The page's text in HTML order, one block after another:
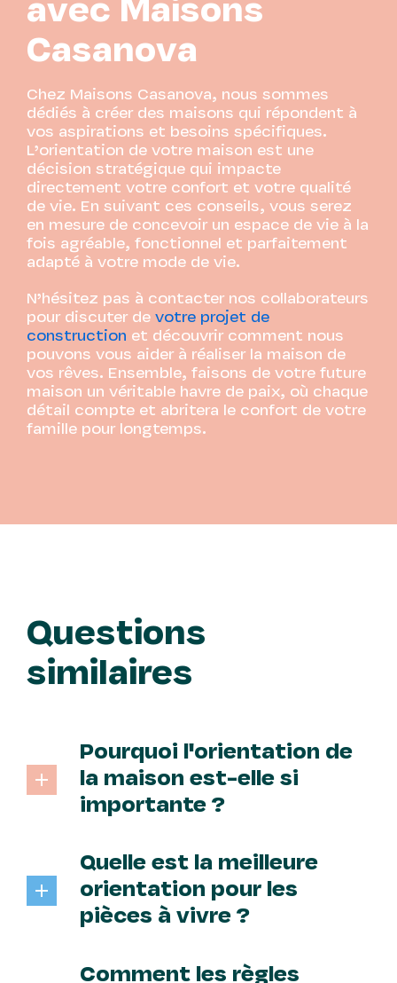
avec Maisons
Casanova
Chez Maisons Casanova, nous sommes
dédiés à créer des maisons qui répondent à
vos aspirations et besoins spécifiques.
L’orientation de votre maison est une
décision stratégique qui impacte
directement votre confort et votre qualité
de vie. En suivant ces conseils, vous serez
en mesure de concevoir un espace de vie à la
fois agréable, fonctionnel et parfaitement
adapté à votre mode de vie.
N’hésitez pas à contacter nos collaborateurs
pour discuter de votre projet de
construction et découvrir comment nous
pouvons vous aider à réaliser la maison de
vos rêves. Ensemble, faisons de votre future
maison un véritable havre de paix, où chaque
détail compte et abritera le confort de votre
famille pour longtemps.
Questions
similaires
Pourquoi l'orientation de
la maison est-elle si
importante ?
naturelle et l’efficacité énergétique.
Une bonne orientation permet de
maximiser la chaleur et la lumière du
soleil, réduisant ainsi les besoins en
Quelle est la meilleure
orientation pour les
pièces à vivre ?
idéalement être orientées au sud ou
Comment les règles